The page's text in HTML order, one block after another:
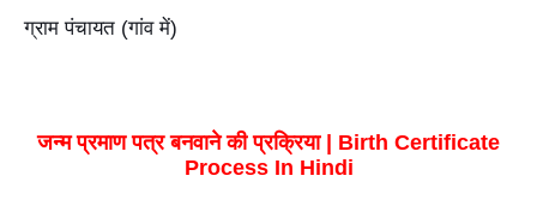
ग्राम पंचायत (गांव में)
जन्म प्रमाण पत्र बनवाने की प्रक्रिया | Birth Certificate
Process In Hindi